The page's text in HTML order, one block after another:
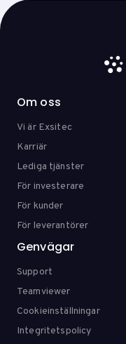
Om oss
Vi är Exsitec
Karriär
Lediga tjänster
För investerare
För kunder
För leverantörer
Genvägar
Support
Teamviewer
Cookieinställningar
Integritetspolicy